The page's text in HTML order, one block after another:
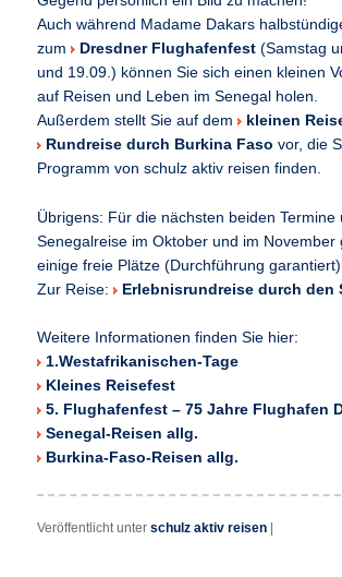
Auch während Madame Dakars
zum
Dresdner Flughafenfest (Samstag
und 19.09.) können Sie sich einen kleinen
auf Reisen und Leben im Senegal holen.
Außerdem stellt Sie auf dem
kleinen
Rundreise durch Burkina Faso vor, die
Programm von schulz aktiv reisen finden.
Übrigens: Für die nächsten beiden Termine
Senegalreise im Oktober und im November
einige freie Plätze (Durchführung
Zur Reise: Erlebnisrundreise durch den
Weitere Informationen finden Sie hier:
1.Westafrikanischen-Tage
Kleines Reisefest
5. Flughafenfest – 75 Jahre Flughafen
Senegal-Reisen allg.
Burkina-Faso-Reisen allg.
Veröffentlicht unter schulz aktiv reisen |